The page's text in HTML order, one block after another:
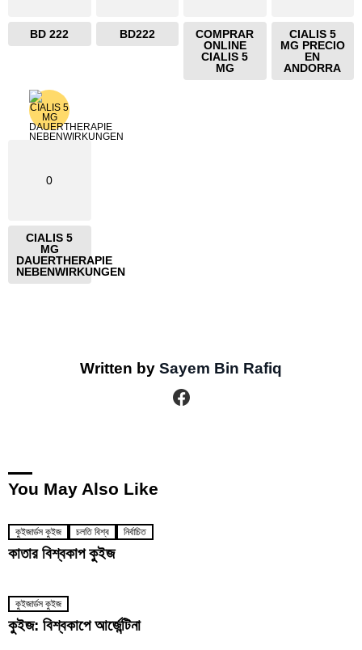
BD 222 BD222
COMPRAR
ONLINE
CIALIS 5
MG
CIALIS 5
MG PRECIO
EN
ANDORRA
0
CIALIS 5
MG
DAUERTHERAPIE
NEBENWIRKUNGEN
Written by Sayem Bin Rafiq
You May Also Like
কুইজার্ডস কুইজ চলতি বিশ্ব নির্বাচিত
কাতার বিশ্বকাপ কুইজ
কুইজার্ডস কুইজ
কুইজ: বিশ্বকাপে আর্জেন্টিনা